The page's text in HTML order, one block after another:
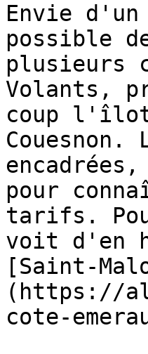
Envie
possible
plusieurs
Volants,
coup
pour
tarifs.
voit d'en
[Saint-
(https://
cote-